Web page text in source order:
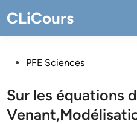
to
content
CLiCours
PostedPFE Sciences
Sur les équations